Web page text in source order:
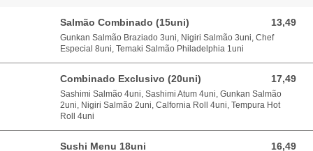
Salmão Combinado (15uni) 13,49
13,49 EUR
Gunkan Salmão Braziado 3uni, Nigiri Salmão 3uni, Chef
Especial 8uni, Temaki Salmão Philadelphia 1uni
Combinado Exclusivo (20uni) 17,49
17,49 EUR
Sashimi Salmão 4uni, Sashimi Atum 4uni, Gunkan Salmão
2uni, Nigiri Salmão 2uni, Calfornia Roll 4uni, Tempura Hot
Roll 4uni
Sushi Menu 18uni 16,49
16,49 EUR